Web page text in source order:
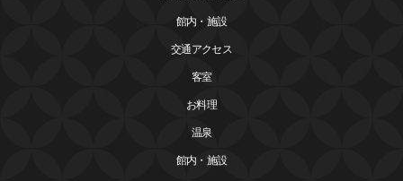
館内・施設
交通アクセス
客室
お料理
温泉
館内・施設